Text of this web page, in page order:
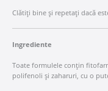
Clătiți bine și repetați dacă
Ingrediente
Toate formulele conțin
polifenoli și zaharuri, cu o